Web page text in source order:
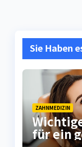
Sie Haben
ZAHNMEDIZIN
für ein